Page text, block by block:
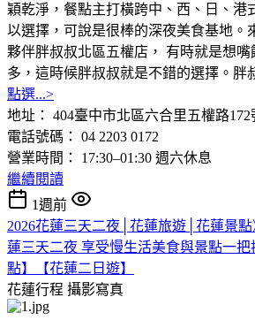
穎乾淨，餐點主打橫跨中、西、日、港
以選擇，可說是很棒的深夜美食基地。
夥伴胖叔叔北區五權店， 有時就是想
多，這時候胖叔叔就是不錯的選擇。胖
點選...>
地址： 404臺中市北區六合里五權路172
電話號碼： 04 2203 0172
營業時間： 17:30–01:30 週六休息
繼續閱讀
1週前
2026花蓮三天二夜│花蓮旅遊│花蓮景
蓮三天二夜 享受慢生活美食與景點一
點】【花蓮二日遊】
花蓮行程 攝影寫真